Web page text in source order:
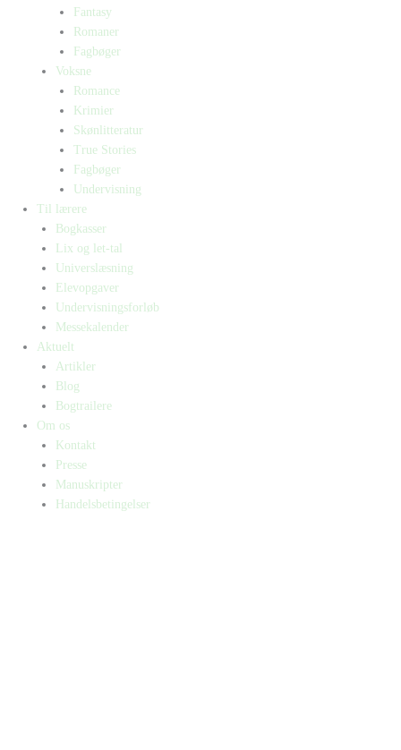
Fantasy
Romaner
Fagbøger
Voksne
Romance
Krimier
Skønlitteratur
True Stories
Fagbøger
Undervisning
Til lærere
Bogkasser
Lix og let-tal
Universlæsning
Elevopgaver
Undervisningsforløb
Messekalender
Aktuelt
Artikler
Blog
Bogtrailere
Om os
Kontakt
Presse
Manuskripter
Handelsbetingelser